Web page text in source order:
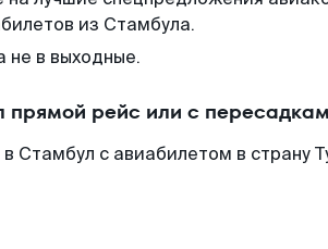
из Стамбула.
не в выходные.
рейс или с
Стамбул с авиабилетом в страну